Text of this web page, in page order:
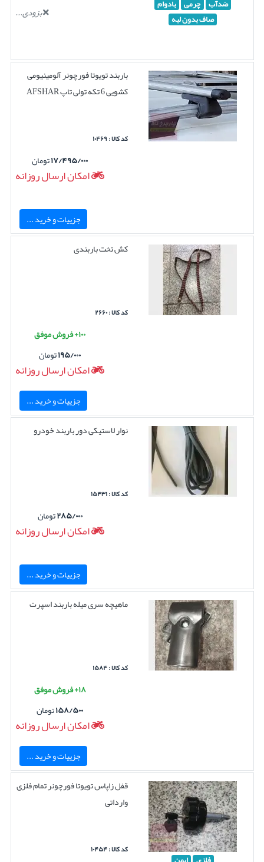
ضدآب چرمی بادوام
صاف بدون لبه
بزودی...
باربند تویوتا فورچونر آلومینیومی
کشویی 6 تکه تولی تاپ AFSHAR
کد کالا : ۱۰۴۶۹
۱۷/۴۹۵/۰۰۰تومان
امکان ارسال روزانه
جزییات و خرید ...
کش تخت باربندی
کد کالا : ۲۶۶۰
۱۰۰+ فروش موفق
۱۹۵/۰۰۰تومان
امکان ارسال روزانه
جزییات و خرید ...
نوار لاستیکی دور باربند خودرو
کد کالا : ۱۵۴۳۱
۲۸۵/۰۰۰تومان
امکان ارسال روزانه
جزییات و خرید ...
ماهیچه سری میله باربند اسپرت
کد کالا : ۱۵۸۴
۱۸+ فروش موفق
۱۵۸/۵۰۰تومان
امکان ارسال روزانه
جزییات و خرید ...
قفل زاپاس تویوتا فورچونر تمام فلزی
وارداتی
کد کالا : ۱۰۴۵۴